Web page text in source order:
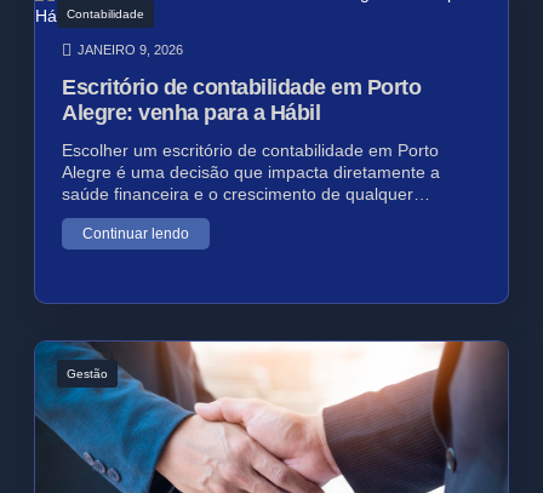
Contabilidade
JANEIRO 9, 2026
Escritório de contabilidade em Porto
Alegre: venha para a Hábil
Escolher um escritório de contabilidade em Porto
Alegre é uma decisão que impacta diretamente a
saúde financeira e o crescimento de qualquer…
Continuar lendo
Gestão